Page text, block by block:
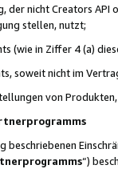
der nicht Creators
stellen, nutzt;
(wie in Ziffer 4 (a)
soweit nicht im
von
“)